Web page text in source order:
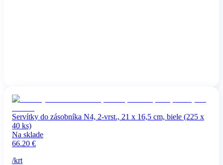
Servítky do zásobníka N4, 2-vrst., 21 x 16,5 cm, biele (225 x
40 ks)
Na sklade
66.20 €
/krt